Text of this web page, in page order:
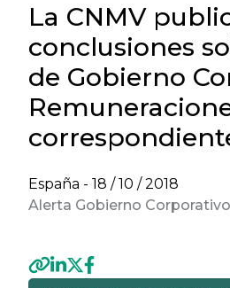
La CNMV
conclusiones
de Gobierno
España - 18 / 10 / 2018
Alerta Gobierno Corporativo